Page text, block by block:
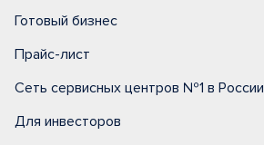
Готовый бизнес
Прайс-лист
Сеть сервисных центров №1 в России
Для инвесторов